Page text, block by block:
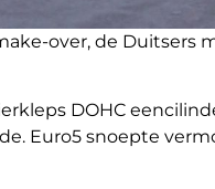
over, de
DOHC
Euro5 snoepte